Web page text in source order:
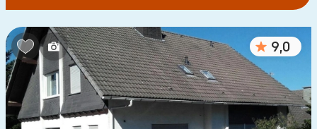
Kindermeubilair
Omheinde tuin 2
Speeltoestellen bij woning
Binnenzwembad 0
9,0